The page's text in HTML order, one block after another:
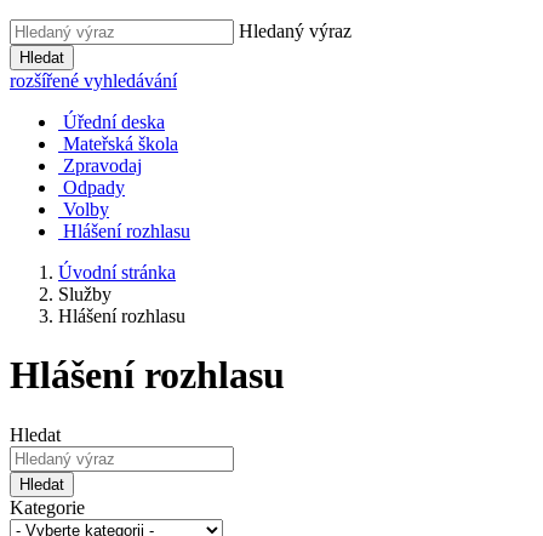
Hledaný výraz
Hledat
rozšířené vyhledávání
Úřední deska
Mateřská škola
Zpravodaj
Odpady
Volby
Hlášení rozhlasu
Úvodní stránka
Služby
Hlášení rozhlasu
Hlášení rozhlasu
Hledat
Hledat
Kategorie